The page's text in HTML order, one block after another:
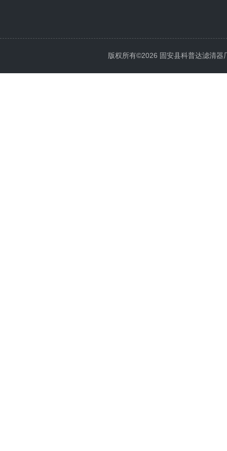
版权所有©2026 固安县科普达滤清